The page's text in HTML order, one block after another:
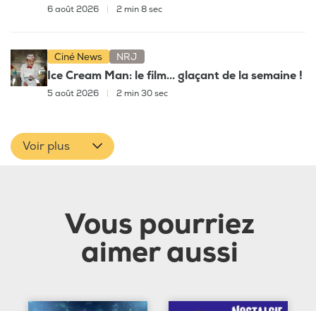
6 août 2026 2 min 8 sec
Ciné News NRJ
Ice Cream Man: le film... glaçant de la semaine !
5 août 2026 2 min 30 sec
Voir plus
Vous pourriez
aimer aussi